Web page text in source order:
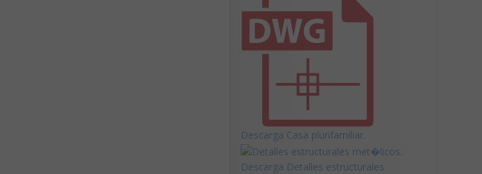
Descarga Casa plurifamiliar.
Descarga Detalles estructurales